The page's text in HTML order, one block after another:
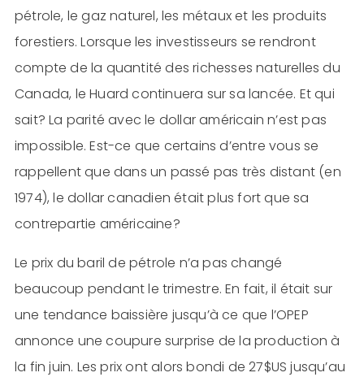
pétrole, le gaz naturel, les métaux et les produits
forestiers. Lorsque les investisseurs se rendront
compte de la quantité des richesses naturelles du
Canada, le Huard continuera sur sa lancée. Et qui
sait? La parité avec le dollar américain n’est pas
impossible. Est-ce que certains d’entre vous se
rappellent que dans un passé pas très distant (en
1974), le dollar canadien était plus fort que sa
contrepartie américaine?
Le prix du baril de pétrole n’a pas changé
beaucoup pendant le trimestre. En fait, il était sur
une tendance baissière jusqu’à ce que l’OPEP
annonce une coupure surprise de la production à
la fin juin. Les prix ont alors bondi de 27$US jusqu’au